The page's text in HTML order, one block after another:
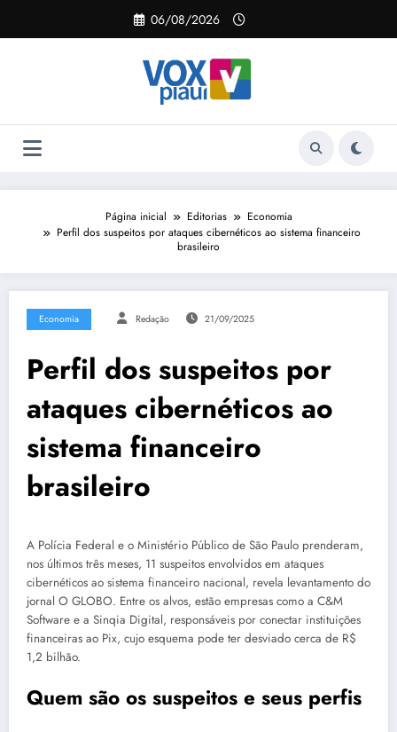
o
06/08/2026
Página inicial Editorias
Economia
Perfil dos suspeitos por ataques cibernéticos ao sistema financeiro
brasileiro
Economia Redação 21/09/2025
Perfil dos suspeitos por
ataques cibernéticos ao
sistema financeiro
brasileiro
A Polícia Federal e o Ministério Público de São Paulo prenderam,
nos últimos três meses, 11 suspeitos envolvidos em ataques
cibernéticos ao sistema financeiro nacional, revela levantamento do
jornal O GLOBO. Entre os alvos, estão empresas como a C&M
Software e a Sinqia Digital, responsáveis por conectar instituições
financeiras ao Pix, cujo esquema pode ter desviado cerca de R$
1,2 bilhão.
Quem são os suspeitos e seus perfis